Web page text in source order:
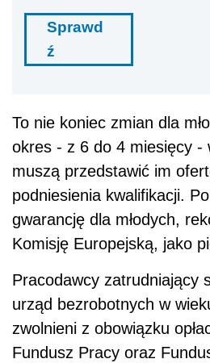
Sprawd
ź
To nie koniec zmian dla
okres - z 6 do 4 miesięcy -
muszą przedstawić im
podniesienia kwalifikacji.
gwarancję dla młodych,
Komisję Europejską, jako
Pracodawcy zatrudniający
urząd bezrobotnych w
zwolnieni z obowiązku
Fundusz Pracy oraz